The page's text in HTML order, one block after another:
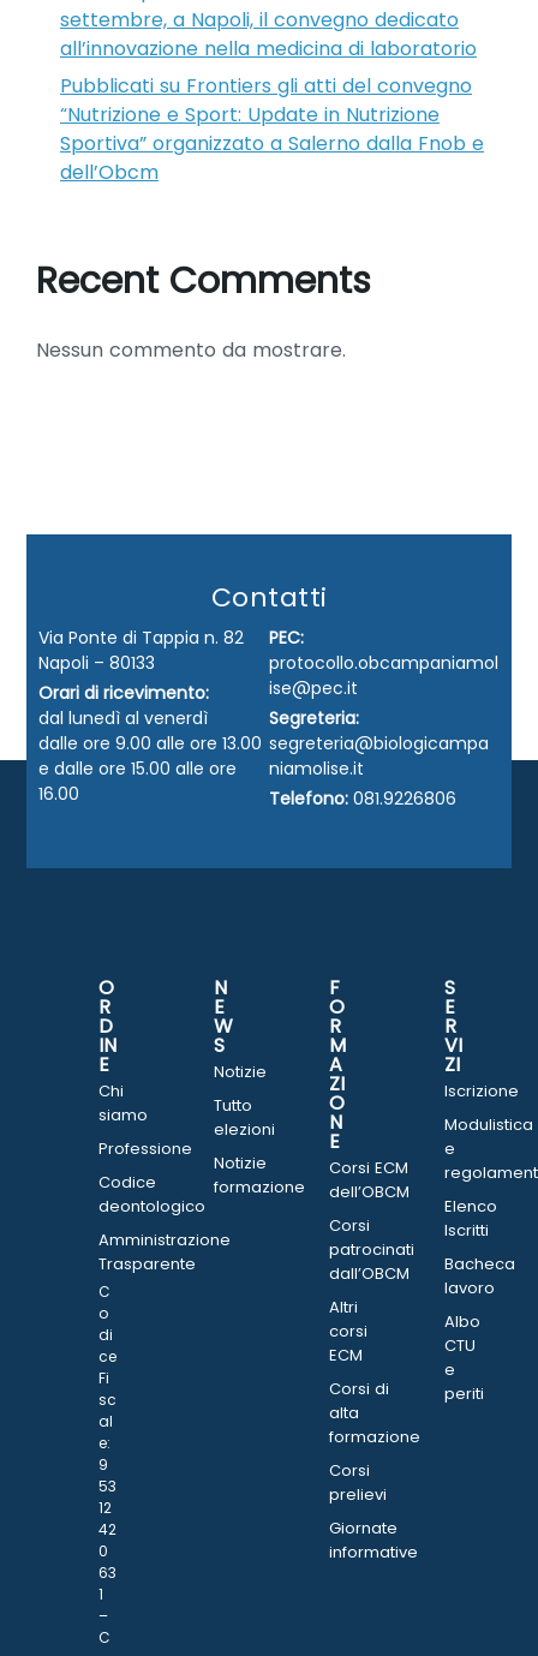
settembre, a Napoli, il convegno dedicato
all’innovazione nella medicina di laboratorio
Pubblicati su Frontiers gli atti del convegno
“Nutrizione e Sport: Update in Nutrizione
Sportiva” organizzato a Salerno dalla Fnob e
dell’Obcm
Recent Comments
Nessun commento da mostrare.
Contatti
Via Ponte di Tappia n. 82
Napoli – 80133
Orari di ricevimento:
dal lunedì al venerdì
dalle ore 9.00 alle ore 13.00
e dalle ore 15.00 alle ore
16.00
PEC:
protocollo.obcampaniamol
ise@pec.it
Segreteria:
segreteria@biologicampa
niamolise.it
Telefono: 081.9226806
O
R
D
IN
E
Chi
siamo
Professione
Codice
deontologico
Amministrazione
Trasparente
C
o
di
ce
Fi
sc
al
e:
9
53
12
42
0
63
1
–
C
N
E
W
S
Notizie
Tutto
elezioni
Notizie
formazione
F
O
R
M
A
ZI
O
N
E
Corsi ECM
dell’OBCM
Corsi
patrocinati
dall’OBCM
Altri
corsi
ECM
Corsi di
alta
formazione
Corsi
prelievi
Giornate
informative
S
E
R
VI
ZI
Iscrizione
Modulistica
e
Elenco
Iscritti
Bacheca
lavoro
Albo
CTU
e
periti